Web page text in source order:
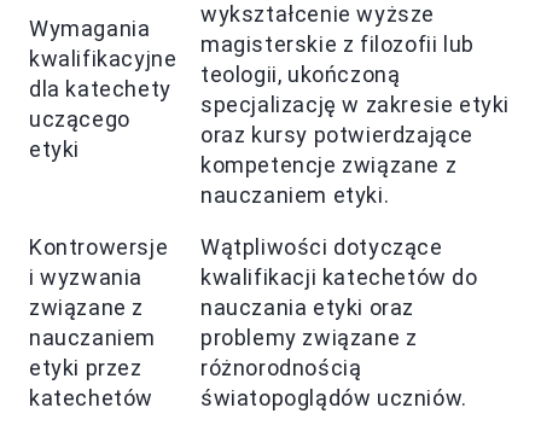
Wymagania
kwalifikacyjne
dla katechety
uczącego
etyki
wykształcenie wyższe
magisterskie z filozofii lub
teologii, ukończoną
specjalizację w zakresie etyki
oraz kursy potwierdzające
kompetencje związane z
nauczaniem etyki.
Kontrowersje
i wyzwania
związane z
nauczaniem
etyki przez
katechetów
Wątpliwości dotyczące
kwalifikacji katechetów do
nauczania etyki oraz
problemy związane z
różnorodnością
światopoglądów uczniów.